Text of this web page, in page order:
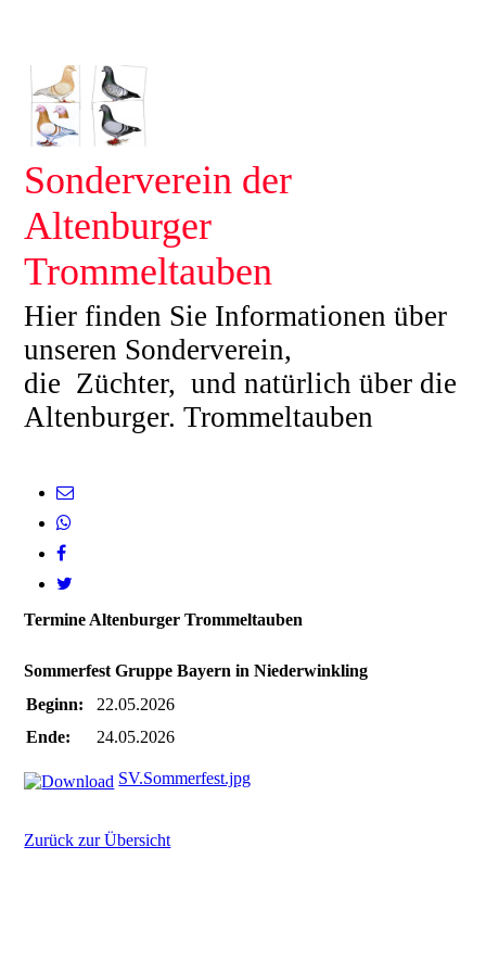
Sonderverein der
Altenburger
Trommeltauben
Hier finden Sie Informationen über
unseren Sonderverein,
die Züchter, und natürlich über die
Altenburger. Trommeltauben
Termine Altenburger Trommeltauben
Sommerfest Gruppe Bayern in Niederwinkling
Beginn:
22.05.2026
Ende:
24.05.2026
SV.Sommerfest.jpg
Zurück zur Übersicht